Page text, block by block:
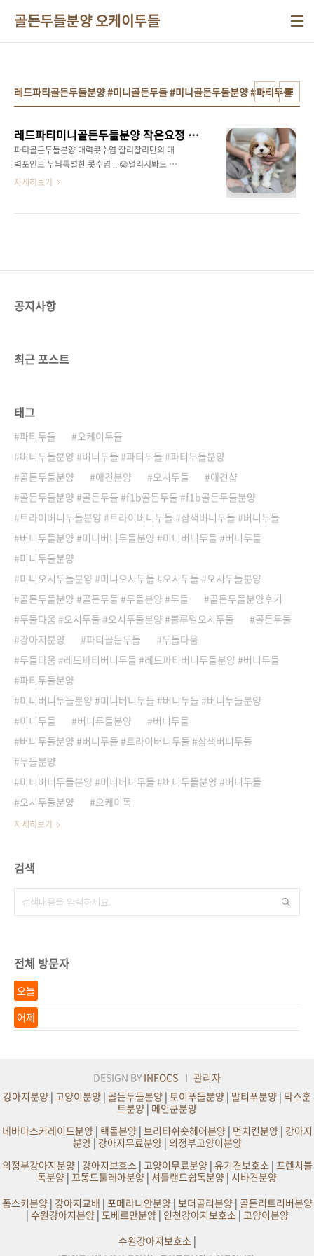
골든두들분양 오케이두들
레드파티골든두들분양 #미니골든두들 #미니골든두들분양 #파티두들
레드파티미니골든두들분양 작은요정 엄지왕자
파티골든두들분양 매력콧수염 찰리찰리만의 매
력포인트 무늬특별한 콧수염 .. 😁멀리서봐도 한
눈에 찾을 수 있을 거 같은 ㅎㅎㅎ 눈빛요정 등장
한 정가르마얼핏보면 파티푸들같네요 ㅎㅎ푸들
친해져보자 ...!!!
자세히보기
공지사항
최근 포스트
태그
파티두들
오케이두들
버니두들분양 #버니두들 #파티두들 #파티두들분양
골든두들분양
애견분양 오시두들
애견샵
골든두들분양 #골든두들 #f1b골든두들 #f1b골든두들분양
트라이버니두들분양 #트라이버니두들 #삼색버니두들 #버니두들
버니두들분양 #미니버니두들분양 #미니버니두들 #버니두들
미니두들분양
미니오시두들분양 #미니오시두들 #오시두들 #오시두들분양
골든두들분양 #골든두들 #두들분양 #두들
골든두들분양후기
두들다움 #오시두들 #오시두들분양 #블루멀오시두들
골든두들
강아지분양
파티골든두들
두들다움
두들다움 #레드파티버니두들 #레드파티버니두들분양 #버니두들
파티두들분양
미니버니두들분양 #미니버니두들 #버니두들 #버니두들분양
미니두들
버니두들분양
버니두들
버니두들분양 #버니두들 #트라이버니두들 #삼색버니두들
두들분양
미니버니두들분양 #미니버니두들 #버니두들분양 #버니두들
오시두들분양
오케이독
자세히보기
검색
전체 방문자
오늘
어제
DESIGN BY INFOCS
관리자
강아지분양 | 고양이분양 | 골든두들분양 | 토이푸들분양 | 말티푸분양 | 닥스훈
트분양 | 메인쿤분양
네바마스커레이드분양| 랙돌분양| 브리티쉬숏헤어분양| 먼치킨분양| 강아지
분양|강아지무료분양| 의정부고양이분양
의정부강아지분양| 강아지보호소| 고양이무료분양| 유기견보호소| 프렌치불
독분양 | 꼬똥드툴레아분양 | 셔틀랜드쉽독분양 | 시바견분양
폼스키분양| 강아지교배 | 포메라니안분양| 보더콜리분양| 골든리트리버분양
| 수원강아지분양| 도베르만분양| 인천강아지보호소| 고양이분양
수원강아지보호소|